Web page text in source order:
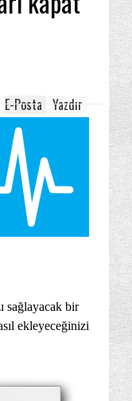
Yazdır
E-Posta
sağlayacak bir
ekleyeceğinizi